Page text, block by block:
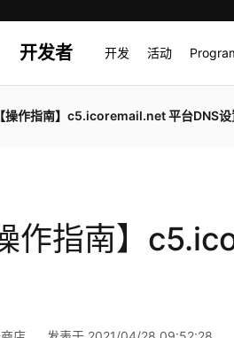
开发者 开发 活动
【操作指南】c5.icoremail.net 平台DNS设
操作指南】